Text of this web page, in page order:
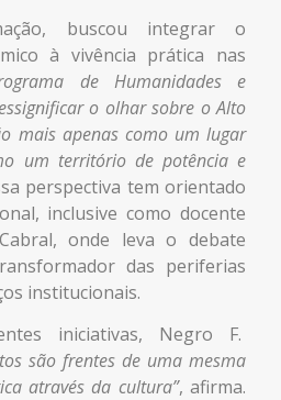
buscou integrar o
à vivência prática nas
de Humanidades e
o olhar sobre o Alto
mais apenas como um lugar
um território de potência e
perspectiva tem orientado
inclusive como docente
onde leva o debate
das periferias
institucionais.
iniciativas, Negro F.
são frentes de uma mesma
através da cultura”, afirma.